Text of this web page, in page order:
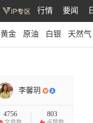
行情 要闻
黄金 原油 白银 天然气
李馨玥
4756 803